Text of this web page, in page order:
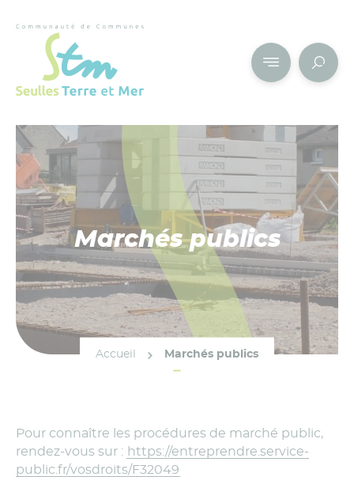
Marchés publics
Accueil Marchés publics
Pour connaître les procédures de marché public,
rendez-vous sur : https://entreprendre.service-
public.fr/vosdroits/F32049